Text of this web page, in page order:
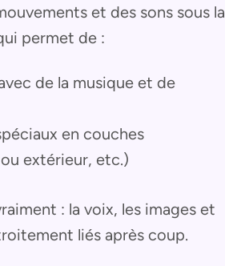
et des sons sous la
permet de :
de la musique et de
en couches
extérieur, etc.)
: la voix, les images et
liés après coup.